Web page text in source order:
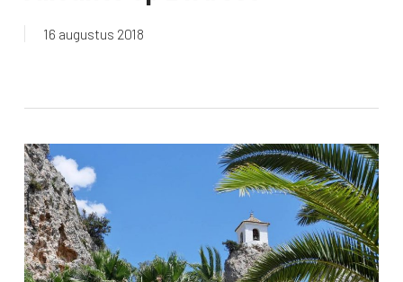
16 augustus 2018